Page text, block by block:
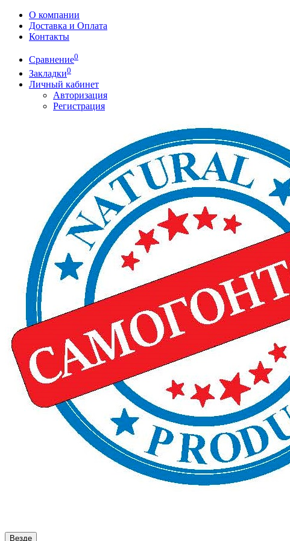
О компании
Доставка и Оплата
Контакты
Сравнение0
Закладки0
Личный кабинет
Авторизация
Регистрация
Везде